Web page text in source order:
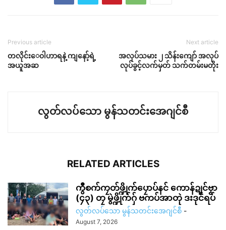
Previous article
တလိုင်းေ၀ါဟာရနဲ့ ကျနော့်ရဲ့
အယူအဆ
Next article
အလုပ်သမား ၂ သိန်းကျော် အလုပ်
လုပ်ခွင့်လက်မှတ် သက်တမ်းမတိုး
လွတ်လပ်သော မွန်သတင်းအေဂျင်စီ
RELATED ARTICLES
ကွဳစက်ကၠတ်ဖ္ဍိုက်ပၠောပ်နင် ကောန်ဍုင်ဗၟာ
(၄၃) တၠ မွဲဖ္ဍိုက်ဂှ် ဗကပ်အာတုဲ ဒးဒုင်ရပ်
လွတ်လပ်သော မွန်သတင်းအေဂျင်စီ -
August 7, 2026